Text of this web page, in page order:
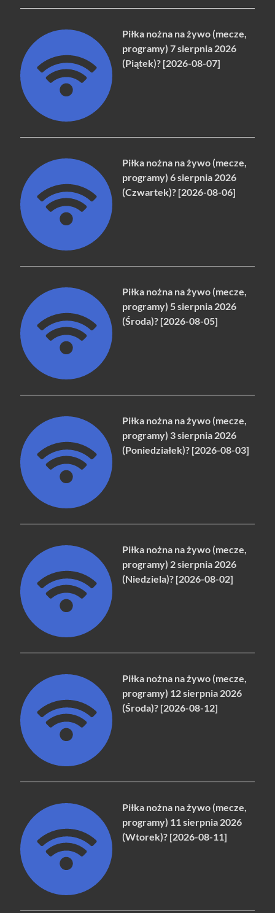
Piłka nożna na żywo (mecze,
programy) 7 sierpnia 2026
(Piątek)? [2026-08-07]
Piłka nożna na żywo (mecze,
programy) 6 sierpnia 2026
(Czwartek)? [2026-08-06]
Piłka nożna na żywo (mecze,
programy) 5 sierpnia 2026
(Środa)? [2026-08-05]
Piłka nożna na żywo (mecze,
programy) 3 sierpnia 2026
(Poniedziałek)? [2026-08-03]
Piłka nożna na żywo (mecze,
programy) 2 sierpnia 2026
(Niedziela)? [2026-08-02]
Piłka nożna na żywo (mecze,
programy) 12 sierpnia 2026
(Środa)? [2026-08-12]
Piłka nożna na żywo (mecze,
programy) 11 sierpnia 2026
(Wtorek)? [2026-08-11]